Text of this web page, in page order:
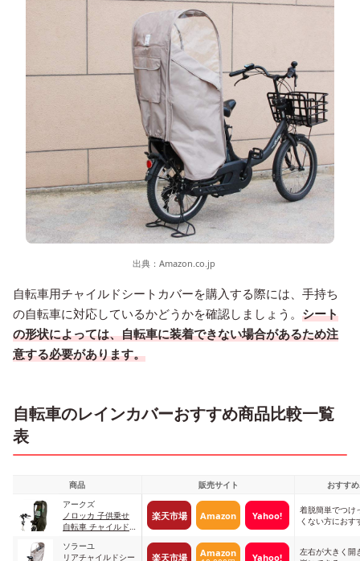
出典： Amazon.co.jp
自転車用チャイルドシートカバーを購入する際には、手持ち
の自転車に対応しているかどうかを確認しましょう。 シート
の形状によっては、自転車に装着できない場合があるため注
意する必要があります。
自転車のレインカバーおすすめ商品比較一覧
表
商品 販売サイト
おすす
アークズ
ノロッカ 子供乗せ
自転車 チャイルド
ー オリーブ
楽天市場 Amazon Yahoo!
着脱簡単でつけ
くない方におす
ソラーユ
リアチャイルドシー
楽天市場 Amazon Yahoo!
左右が大きく開